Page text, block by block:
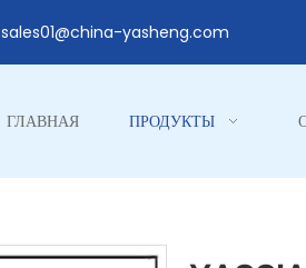
sales01@china-yasheng.com
ГЛАВНАЯ ПРОДУКТЫ